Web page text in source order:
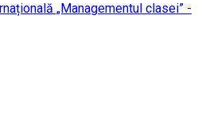
„Managementul clasei” -